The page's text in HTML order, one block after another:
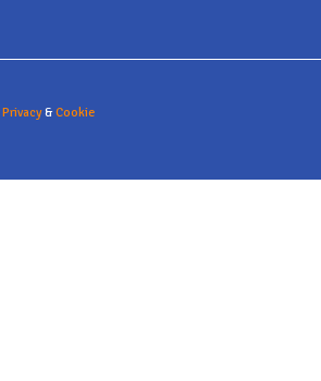
Privacy&Cookie